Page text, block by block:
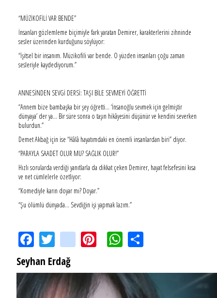
“MÜZİKOFİLİ VAR BENDE”
İnsanları gözlemleme biçimiyle fark yaratan Demirer, karakterlerini zihninde
sesler üzerinden kurduğunu söylüyor:
“İşitsel bir insanım. Müzikofili var bende. O yüzden insanları çoğu zaman
sesleriyle kaydediyorum.”
ANNESİNDEN SEVGİ DERSİ: TAŞI BİLE SEVMEYİ ÖĞRETTİ
“Annem bize bambaşka bir şey öğretti… ‘İnsanoğlu sevmek için gelmiştir
dünyaya’ der ya… Bir süre sonra o taşın hikâyesini düşünür ve kendini severken
bulurdun.”
Demet Akbağ için ise “Hâlâ hayatımdaki en önemli insanlardan biri” diyor.
“PARAYLA SAADET OLUR MU? SAĞLIK OLUR!”
Hızlı sorularda verdiği yanıtlarla da dikkat çeken Demirer, hayat felsefesini kısa
ve net cümlelerle özetliyor:
“Komediyle karın doyar mı? Doyar.”
“Şu ölümlü dünyada… Sevdiğin işi yapmak lazım.”
FacebookTwitterinstagramPinterestWhatsApp
Seyhan Erdağ
SEYHAN ERDAĞ YAZDI: Peki Mehmet Ali Erbil bu evliliği neden yaptı?